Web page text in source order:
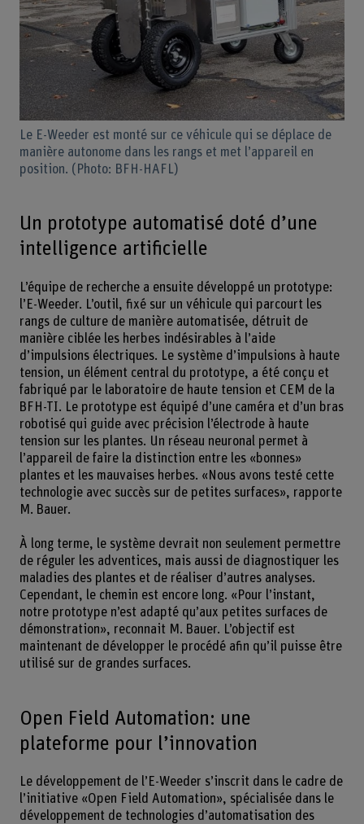
Le E-Weeder est monté sur ce véhicule qui se déplace de
manière autonome dans les rangs et met l’appareil en
position. (Photo: BFH-HAFL)
Un prototype automatisé doté d’une
intelligence artificielle
L’équipe de recherche a ensuite développé un prototype:
l’E-Weeder. L’outil, fixé sur un véhicule qui parcourt les
rangs de culture de manière automatisée, détruit de
manière ciblée les herbes indésirables à l’aide
d’impulsions électriques. Le système d’impulsions à haute
tension, un élément central du prototype, a été conçu et
fabriqué par le laboratoire de haute tension et CEM de la
BFH-TI. Le prototype est équipé d’une caméra et d’un bras
robotisé qui guide avec précision l’électrode à haute
tension sur les plantes. Un réseau neuronal permet à
l’appareil de faire la distinction entre les «bonnes»
plantes et les mauvaises herbes. «Nous avons testé cette
technologie avec succès sur de petites surfaces», rapporte
M. Bauer.
À long terme, le système devrait non seulement permettre
de réguler les adventices, mais aussi de diagnostiquer les
maladies des plantes et de réaliser d’autres analyses.
Cependant, le chemin est encore long. «Pour l’instant,
notre prototype n’est adapté qu’aux petites surfaces de
démonstration», reconnait M. Bauer. L’objectif est
maintenant de développer le procédé afin qu’il puisse être
utilisé sur de grandes surfaces.
Open Field Automation: une
plateforme pour l’innovation
Le développement de l’E-Weeder s’inscrit dans le cadre de
l’initiative «Open Field Automation», spécialisée dans le
développement de technologies d’automatisation des